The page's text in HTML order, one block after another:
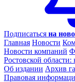
Подписаться на
Главная Новости
Новости компаний
Ростовской
Об издании Архив
Правовая